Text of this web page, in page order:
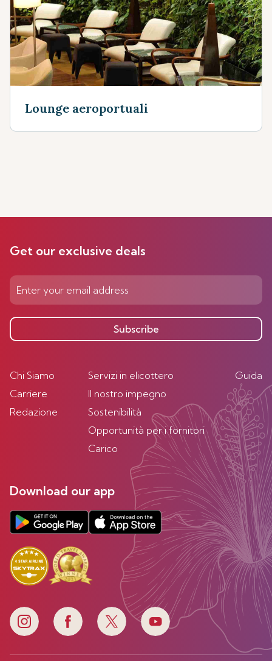
Lounge aeroportuali
Get our exclusive deals
Subscribe
Chi Siamo
Carriere
Redazione
Servizi in elicottero
Il nostro impegno
Sostenibilità
Opportunità per i fornitori
Carico
Guida
Download our app